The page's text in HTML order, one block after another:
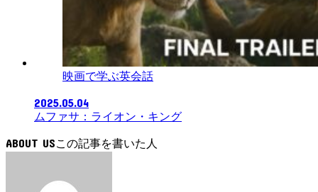
映画で学ぶ英会話
2025.05.04
ムファサ：ライオン・キング
ABOUT US